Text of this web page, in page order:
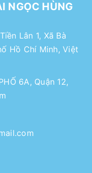
NGỌC HÙNG
Lân 1, Xã Bà
Hồ Chí Minh, Việt
6A, Quận 12,